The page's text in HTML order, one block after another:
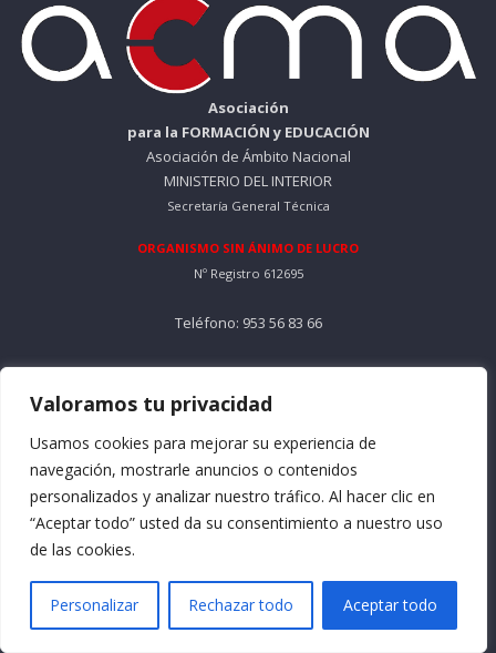
Valoramos tu privacidad
Usamos cookies para mejorar su experiencia de
navegación, mostrarle anuncios o contenidos
personalizados y analizar nuestro tráfico. Al hacer clic en
“Aceptar todo” usted da su consentimiento a nuestro uso
de las cookies.
Personalizar Rechazar todo Aceptar todo
Asociación
para la FORMACIÓN y EDUCACIÓN
Asociación de Ámbito Nacional
MINISTERIO DEL INTERIOR
Secretaría General Técnica
ORGANISMO SIN ÁNIMO DE LUCRO
Nº Registro 612695
Teléfono: 953 56 83 66
Horario Mañana: De Lunes a Viernes
9:30 a 13:30
Horario Tarde: De Lunes a Jueves
16:30 a 18:30
Email: info@formacionacma.com
Quienes somos